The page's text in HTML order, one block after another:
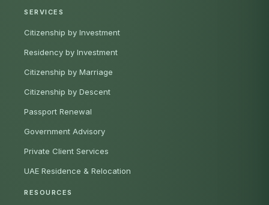
SERVICES
Citizenship by Investment
Residency by Investment
Citizenship by Marriage
Citizenship by Descent
Passport Renewal
Government Advisory
Private Client Services
UAE Residence & Relocation
RESOURCES